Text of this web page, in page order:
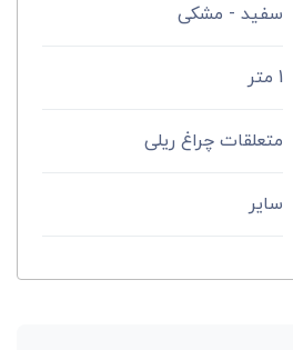
سفید - مشکی
1 متر
متعلقات چراغ ریلی
سایر